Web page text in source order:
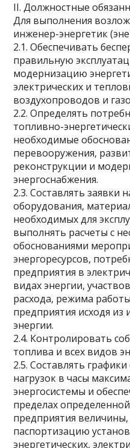
II. Должностные
Для выполнения
инженер-энергетик
2.1. Обеспечивать
правильную
модернизацию
электрических и
воздухопроводов и
2.2. Определять
топливно-
необходимые
перевооружения,
реконструкции и
энергоснабжения.
2.3. Составлять заявки
оборудования,
необходимых для
выполнять расчеты с
обоснованиями
энергоресурсов,
предприятия в
видах энергии,
расхода, режима
предприятия исходя из
энергии.
2.4. Контролировать
топлива и всех видов
2.5. Составлять
нагрузок в часы
энергосистемы и
пределах
предприятия
паспортизацию
энергетических,